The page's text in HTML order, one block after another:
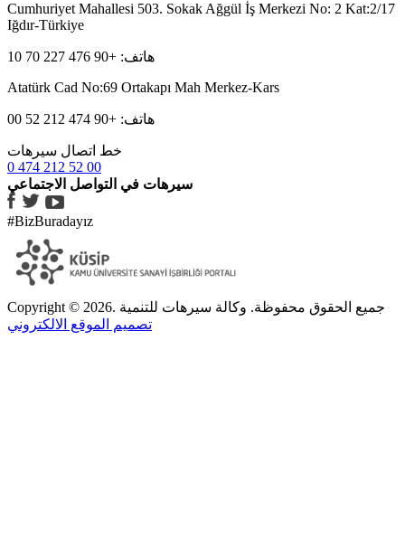
Cumhuriyet Mahallesi 503. Sokak Ağgül İş Merkezi No: 2 Kat:2/17
Iğdır-Türkiye
هاتف: +90 476 227 70 10
Atatürk Cad No:69 Ortakapı Mah Merkez-Kars
هاتف: +90 474 212 52 00
خط اتصال سيرهات
0 474 212 52 00
سيرهات في التواصل الاجتماعي
#BizBuradayız
Copyright © 2026. جميع الحقوق محفوظة. وكالة سيرهات للتنمية
تصميم الموقع الالكتروني